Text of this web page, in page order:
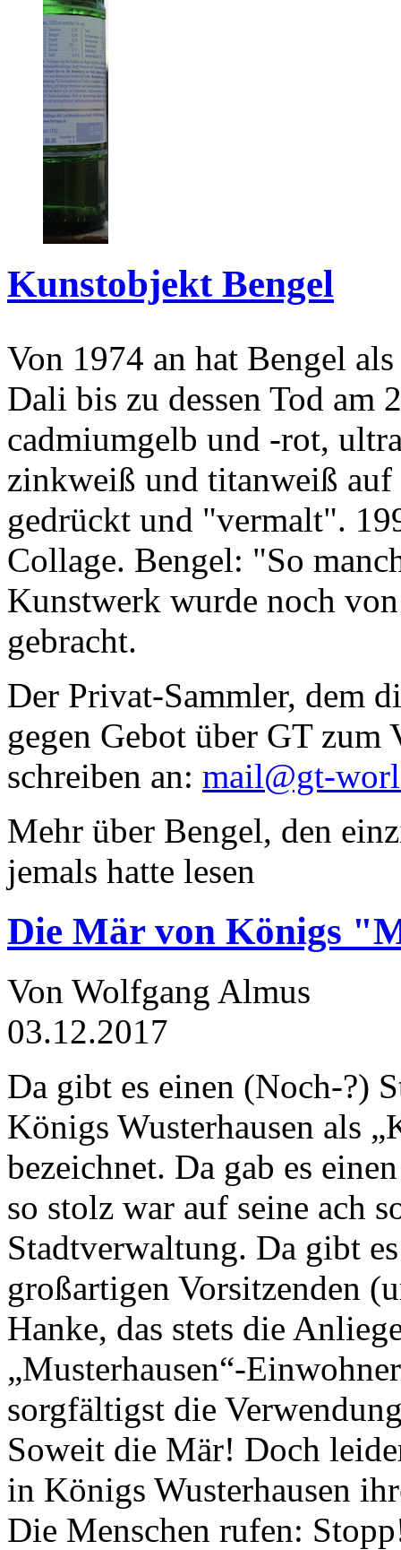
Kunstobjekt Bengel
Von 1974 an hat Bengel
Dali bis zu dessen Tod am
cadmiumgelb und -rot,
zinkweiß und titanweiß
gedrückt und "vermalt".
Collage. Bengel: "So
Kunstwerk wurde noch
gebracht.
Der Privat-Sammler, dem
gegen Gebot über GT zum
schreiben an: mail@gt-
Mehr über Bengel, den
jemals hatte lesen
Die Mär von Königs
Von Wolfgang Almus
03.12.2017
Da gibt es einen (Noch-?)
Königs Wusterhausen als
bezeichnet. Da gab es
so stolz war auf seine ach
Stadtverwaltung. Da gibt
großartigen Vorsitzenden
Hanke, das stets die
„Musterhausen“-
sorgfältigst die
Soweit die Mär! Doch
in Königs Wusterhausen
Die Menschen rufen: